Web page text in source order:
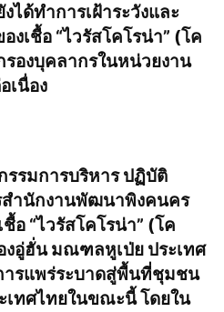
ได้ทำการเฝ้าระวังและ
งเชื้อ “ไวรัสโคโรน่า” (โค
องบุคลากรในหน่วยงาน
เนื่อง
รมการบริหาร ปฏิบัติ
ำนักงานพัฒนาพิงคนคร
อ “ไวรัสโคโรน่า” (โค
อู่ฮั่น มณฑลหูเป่ย ประเทศ
รแพร่ระบาดสู่พื้นที่ชุมชน
เทศไทยในขณะนี้ โดยใน